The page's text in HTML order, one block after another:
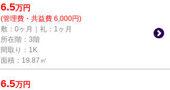
6.5万円
(管理費・共益費 6,000円)
敷：0ヶ月｜礼：1ヶ月
所在階：3階
間取り：1K
面積：19.87㎡
6.5万円